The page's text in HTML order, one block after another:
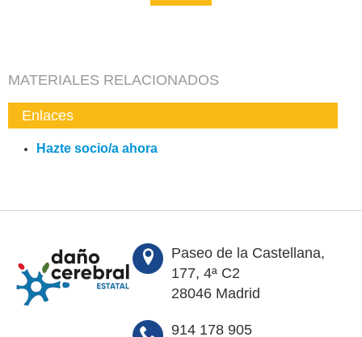
MATERIALES RELACIONADOS
Enlaces
Hazte socio/a ahora
Paseo de la Castellana,
177, 4ª C2
28046 Madrid
914 178 905